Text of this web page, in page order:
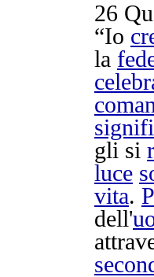
26
“Io
la
gli si
luce
vita.
dell'